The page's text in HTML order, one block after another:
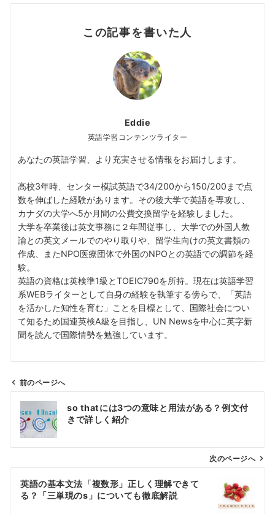
この記事を書いた人
Eddie
英語学習コンテンツライター
あなたの英語学習、より充実させる情報をお届けします。
高校3年時、センター模試英語で34/200から150/200まで点
数を伸ばした経験があります。その後大学で英語を専攻し、
カナダの大学へ5か月間の公費交換留学を経験しました。
大学を卒業後は英文事務に２年間従事し、大学での外国人教
諭との英文メールでのやり取りや、留学生向けの英文書類の
作成、またNPO医療団体で外国のNPOとの英語での調節を経
験。
英語の資格は英検準1級とTOEIC790を所持。現在は英語学習
系WEBライターとして自身の経験を執筆する傍らで、「英語
を活かした知性を育む」ことを目標として、国際社会につい
て知るため国連英検A級を目指し、UN Newsを中心に英字新
聞を読んで国際情勢を勉強しています。
ビ
前のページへ
so thatには3つの意味と用法がある？例文付
きで詳しく紹介
次のページへ
英語の基本文法「複数形」正しく理解できて
る？「三単現のs」についても徹底解説